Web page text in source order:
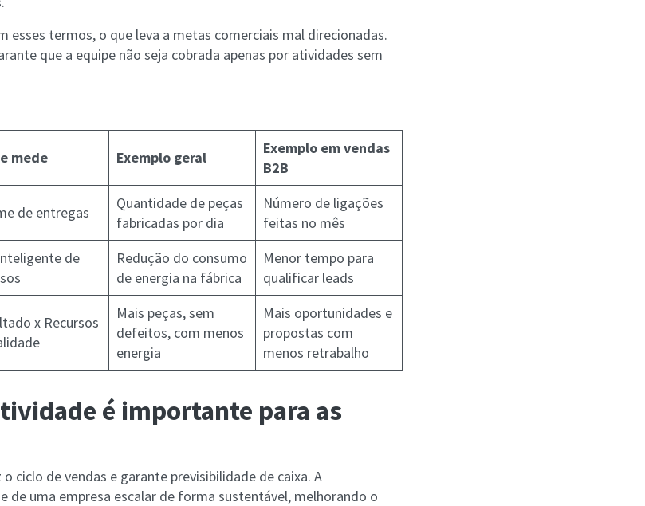
esses termos, o que leva a metas comerciais mal direcionadas.
que a equipe não seja cobrada apenas por atividades sem
mede Exemplo geral
Exemplo em vendas
B2B
de entregas
Quantidade de peças
fabricadas por dia
Número de ligações
feitas no mês
de
Redução do consumo
de energia na fábrica
Menor tempo para
qualificar leads
x Recursos
Mais peças, sem
defeitos, com menos
energia
Mais oportunidades e
propostas com
menos retrabalho
é importante para as
ciclo de vendas e garante previsibilidade de caixa. A
de uma empresa escalar de forma sustentável, melhorando o